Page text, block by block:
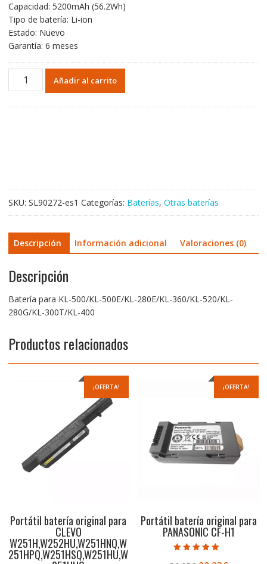
Capacidad: 5200mAh (56.2Wh)
Tipo de batería: Li-ion
Estado: Nuevo
Garantía: 6 meses
Batería
300T/KL-
400
cantidad
Añadir al carrito
SKU: SL90272-es1 Categorías: Baterías, Otras baterías
Descripción Información adicional Valoraciones (0)
Descripción
Batería para KL-500/KL-500E/KL-280E/KL-360/KL-520/KL-
280G/KL-300T/KL-400
Productos relacionados
¡OFERTA!
Portátil batería original para
CLEVO
W251H,W252HU,W251HNQ,W
251HPQ,W251HSQ,W251HU,W
¡OFERTA!
Portátil batería original para
PANASONIC CF-H1